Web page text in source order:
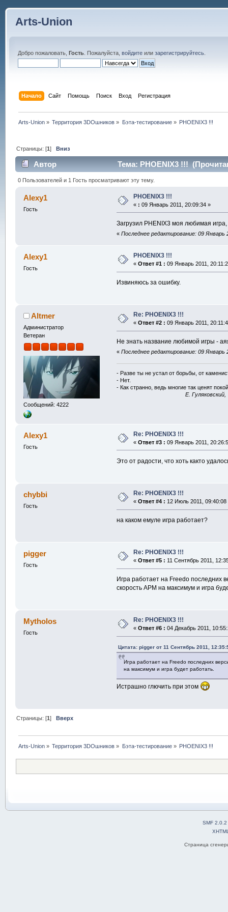
Arts-Union
Добро пожаловать, Гость. Пожалуйста, войдитеили зарегистрируйтесь.
Начало Сайт Помощь Поиск Вход Регистрация
Arts-Union » Территория 3DOшников » Бэта-тестирование» PHOENIX3 !!!
Страницы: [1]Вниз
Автор Тема: PHOENIX3 !!!
0 Пользователей и 1 Гость просматривают эту тему.
Alexy1
Гость
PHOENIX3 !!!
« : 09 Январь 2011, 20:09:34 »
Загрузил PHENIX3 моя любимая
«Последнее редактирование: 09 Январь
Alexy1
Гость
PHOENIX3 !!!
« Ответ #1 : 09 Январь 2011,
Извиняюсь за ошибку.
Altmer
Администратор
Ветеран
Сообщений: 4222
Re: PHOENIX3 !!!
« Ответ #2 : 09 Январь 2011,
Не знать название любимой игры -
«Последнее редактирование: 09 Январь
- Разве ты не устал от борьбы, от
- Нет.
- Как странно, ведь многие так ценят
E.
Alexy1
Гость
Re: PHОENIX3 !!!
« Ответ #3 : 09 Январь 2011,
Это от радости, что хоть както
chybbi
Гость
Re: PHOENIX3 !!!
« Ответ #4 : 12 Июль 2011, 09:40:08
на каком емуле игра работает?
pigger
Гость
Re: PHOENIX3 !!!
« Ответ #5 : 11 Сентябрь 2011,
Игра работает на Freedo последних
скорость АРМ на максимум и игра
Mytholos
Гость
Re: PHOENIX3 !!!
« Ответ #6 : 04 Декабрь 2011,
Цитата: pigger от 11 Сентябрь 2011,
Игра работает на Freedo последних
на максимум и игра будет работать.
Истрашно глючить при этом
Страницы: [1]Вверх
Arts-Union » Территория 3DOшников » Бэта-тестирование» PHOENIX3 !!!
SMF 2.0.2
Страница